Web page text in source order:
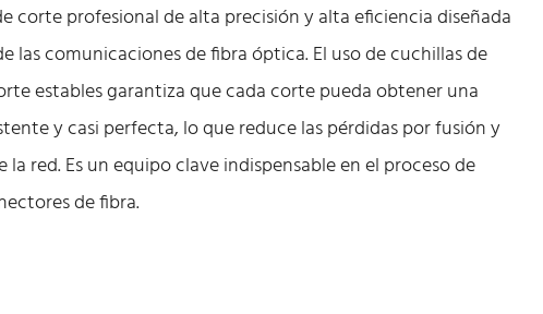
corte profesional de alta precisión y alta eficiencia diseñada
las comunicaciones de fibra óptica. El uso de cuchillas de
estables garantiza que cada corte pueda obtener una
y casi perfecta, lo que reduce las pérdidas por fusión y
red. Es un equipo clave indispensable en el proceso de
de fibra.